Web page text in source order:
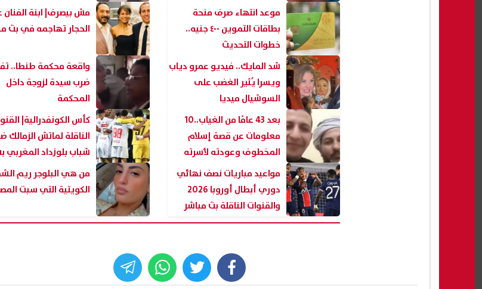
موعد انتهاء صرف منحة
بطاقات التموين ٤٠٠ جنيه..
خطوات التحديث
مش بيصرف| ابنة
الحجار تهاجمه في بث
شد المايك.. فيديو عمرو دياب
ويسرا يُثير الغضب على
السوشيال ميديا
واقعة محكمة طنطا..
ضرب سيدة لزوجة داخل
المحكمة
بعد 43 عامًا من الغياب..10
معلومات عن قصة إسلام
المخطوف وعودته لأسرته
كأس الكونفدرالية|
الناقلة لماتش الزمالك
شباب بلوزداد المغربي
مباشر
مواعيد مباريات نصف نهائي
دوري أبطال أوروبا 2026
والقنوات الناقلة بث مباشر
من هي البلوجر ريم
الكويتية التي سبت
facebook
twitter
whats